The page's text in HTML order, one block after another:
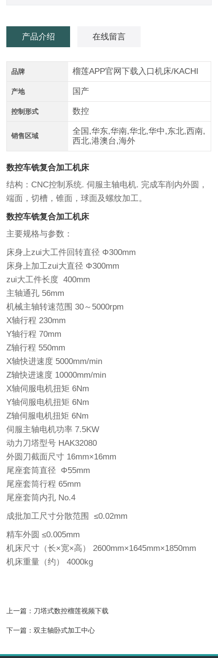
产品介绍 在线留言
品牌 榴莲APP官网下载入口机床/KACHI
产地 国产
控制形式 数控
销售区域
全国,华东,华南,华北,华中,东北,西南,
西北,港澳台,海外
数控车铣复合加工机床
结构：CNC控制系统. 伺服主轴电机. 完成车削内外圆，
端面，切槽，锥面，球面及螺纹加工。
数控车铣复合加工机床
主要规格与参数：
床身上zui大工件回转直径 Φ300mm
床身上加工zui大直径 Φ300mm
zui大工件长度 400mm
主轴通孔 56mm
机械主轴转速范围 30～5000rpm
X轴行程 230mm
Y轴行程 70mm
Z轴行程 550mm
X轴快进速度 5000mm/min
Z轴快进速度 10000mm/min
X轴伺服电机扭矩 6Nm
Y轴伺服电机扭矩 6Nm
Z轴伺服电机扭矩 6Nm
伺服主轴电机功率 7.5KW
动力刀塔型号 HAK32080
外圆刀截面尺寸 16mm×16mm
尾座套筒直径 Φ55mm
尾座套筒行程 65mm
尾座套筒内孔 No.4
成批加工尺寸分散范围 ≤0.02mm
精车外圆 ≤0.005mm
机床尺寸（长×宽×高） 2600mm×1645mm×1850mm
机床重量（约） 4000kg
上一篇： 刀塔式数控榴莲视频下载
下一篇：双主轴卧式加工中心